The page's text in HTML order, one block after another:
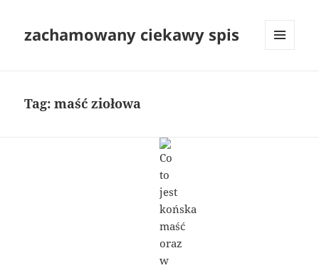
zachamowany ciekawy spis
Tag:maść ziołowa